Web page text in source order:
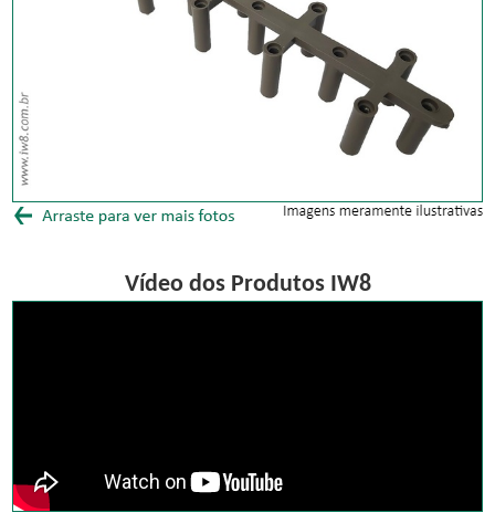
Vídeo dos Produtos IW8